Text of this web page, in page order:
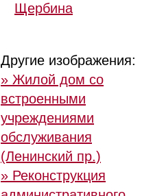
Щербина
Другие изображения:
» Жилой дом со
встроенными
учреждениями
обслуживания
(Ленинский пр.)
» Реконструкция